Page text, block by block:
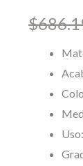
$
aluminio